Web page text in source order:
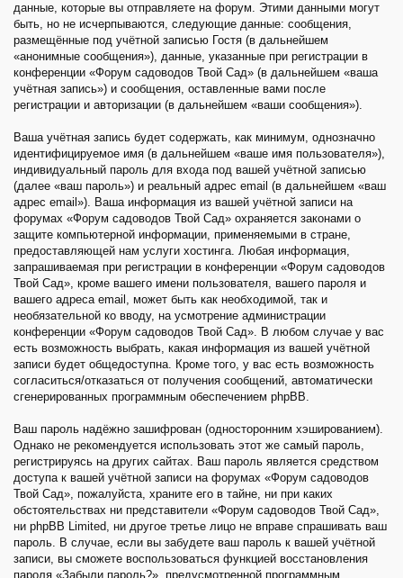
данные, которые вы отправляете на форум. Этими данными могут
быть, но не исчерпываются, следующие данные: сообщения,
размещённые под учётной записью Гостя (в дальнейшем
«анонимные сообщения»), данные, указанные при регистрации в
конференции «Форум садоводов Твой Сад» (в дальнейшем «ваша
учётная запись») и сообщения, оставленные вами после
регистрации и авторизации (в дальнейшем «ваши сообщения»).
Ваша учётная запись будет содержать, как минимум, однозначно
идентифицируемое имя (в дальнейшем «ваше имя пользователя»),
индивидуальный пароль для входа под вашей учётной записью
(далее «ваш пароль») и реальный адрес email (в дальнейшем «ваш
адрес email»). Ваша информация из вашей учётной записи на
форумах «Форум садоводов Твой Сад» охраняется законами о
защите компьютерной информации, применяемыми в стране,
предоставляющей нам услуги хостинга. Любая информация,
запрашиваемая при регистрации в конференции «Форум садоводов
Твой Сад», кроме вашего имени пользователя, вашего пароля и
вашего адреса email, может быть как необходимой, так и
необязательной ко вводу, на усмотрение администрации
конференции «Форум садоводов Твой Сад». В любом случае у вас
есть возможность выбрать, какая информация из вашей учётной
записи будет общедоступна. Кроме того, у вас есть возможность
согласиться/отказаться от получения сообщений, автоматически
сгенерированных программным обеспечением phpBB.
Ваш пароль надёжно зашифрован (односторонним хэшированием).
Однако не рекомендуется использовать этот же самый пароль,
регистрируясь на других сайтах. Ваш пароль является средством
доступа к вашей учётной записи на форумах «Форум садоводов
Твой Сад», пожалуйста, храните его в тайне, ни при каких
обстоятельствах ни представители «Форум садоводов Твой Сад»,
ни phpBB Limited, ни другое третье лицо не вправе спрашивать ваш
пароль. В случае, если вы забудете ваш пароль к вашей учётной
записи, вы сможете воспользоваться функцией восстановления
пароля «Забыли пароль?», предусмотренной программным